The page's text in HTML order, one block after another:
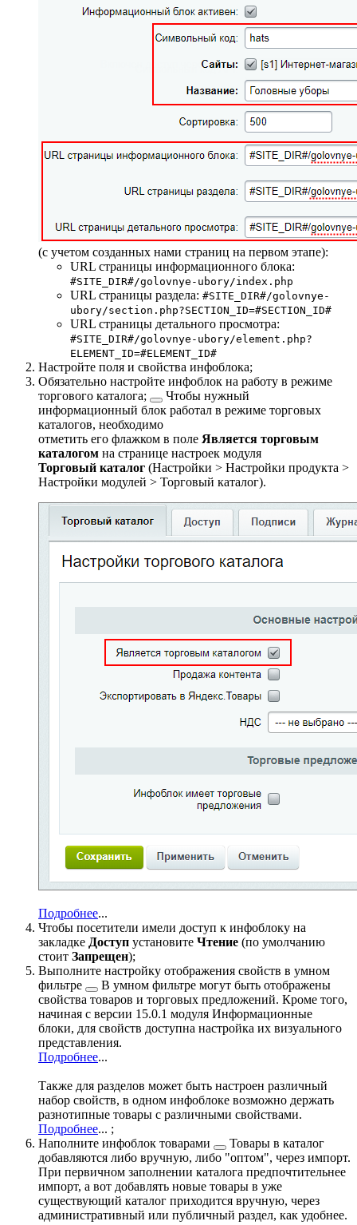
(с учетом созданных нами страниц на первом этапе):
URL страницы информационного блока:
#SITE_DIR#/golovnye-ubory/index.php
URL страницы раздела: #SITE_DIR#/golovnye-
ubory/section.php?SECTION_ID=#SECTION_ID#
URL страницы детального просмотра:
#SITE_DIR#/golovnye-ubory/element.php?
ELEMENT_ID=#ELEMENT_ID#
Настройте поля и свойства инфоблока;
Обязательно настройте инфоблок на работу в режиме
торгового каталога;
Чтобы нужный
информационный блок работал в режиме торговых
каталогов, необходимо
отметить его флажком в поле Является торговым
каталогом на странице настроек модуля
Торговый каталог (Настройки > Настройки продукта >
Настройки модулей > Торговый каталог).
Подробнее...
Чтобы посетители имели доступ к инфоблоку на
закладке Доступ установите Чтение (по умолчанию
стоит Запрещен);
Выполните настройку отображения свойств в умном
фильтре
В умном фильтре могут быть отображены
свойства товаров и торговых предложений. Кроме того,
начиная с версии 15.0.1 модуля Информационные
блоки, для свойств доступна настройка их визуального
представления.
Подробнее...
Также для разделов может быть настроен различный
набор свойств, в одном инфоблоке возможно держать
разнотипные товары с различными свойствами.
Подробнее... ;
Наполните инфоблок товарами
Товары в каталог
добавляются либо вручную, либо "оптом", через импорт.
При первичном заполнении каталога предпочтительнее
импорт, а вот добавлять новые товары в уже
существующий каталог приходится вручную, через
административный или публичный раздел, как удобнее.